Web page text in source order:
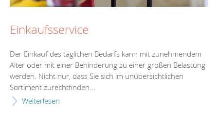
Einkaufsservice
Der Einkauf des täglichen Bedarfs kann mit zunehmendem
Alter oder mit einer Behinderung zu einer großen Belastung
werden. Nicht nur, dass Sie sich im unübersichtlichen
Sortiment zurechtfinden...
Weiterlesen